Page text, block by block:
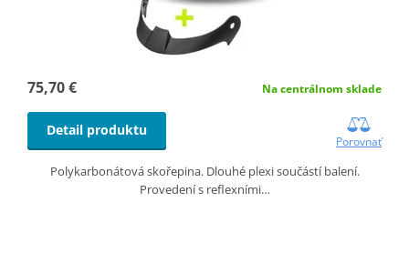
75,70 € Na centrálnom sklade
Detail produktu
Porovnať
Polykarbonátová skořepina. Dlouhé plexi součástí balení.
Provedení s reflexními…